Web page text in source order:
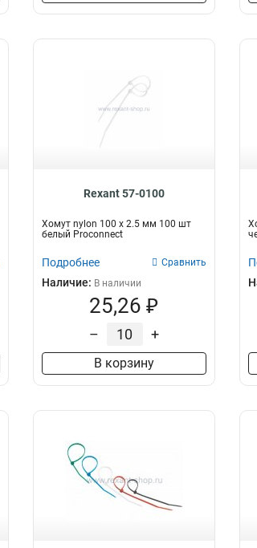
Rexant 57-0100
Хомут nylon 100 х 2.5 мм 100 шт
белый Proconnect
Подробнее Сравнить
Наличие: В наличии
25,26 ₽
– +
В корзину